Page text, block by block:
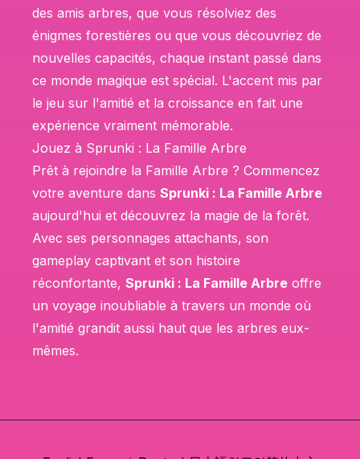
des amis arbres, que vous résolviez des
énigmes forestières ou que vous découvriez de
nouvelles capacités, chaque instant passé dans
ce monde magique est spécial. L'accent mis par
le jeu sur l'amitié et la croissance en fait une
expérience vraiment mémorable.
Jouez à Sprunki : La Famille Arbre
Prêt à rejoindre la Famille Arbre ? Commencez
votre aventure dans Sprunki : La Famille Arbre
aujourd'hui et découvrez la magie de la forêt.
Avec ses personnages attachants, son
gameplay captivant et son histoire
réconfortante, Sprunki : La Famille Arbre offre
un voyage inoubliable à travers un monde où
l'amitié grandit aussi haut que les arbres eux-
mêmes.